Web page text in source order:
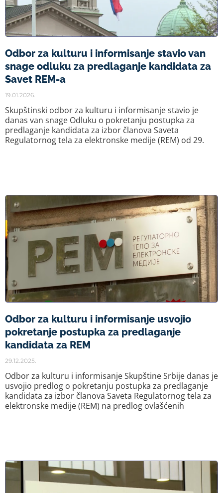
Odbor za kulturu i informisanje stavio van
snage odluku za predlaganje kandidata za
Savet REM-a
19.01.2026.
Skupštinski odbor za kulturu i informisanje stavio je
danas van snage Odluku o pokretanju postupka za
predlaganje kandidata za izbor članova Saveta
Regulatornog tela za elektronske medije (REM) od 29.
Odbor za kulturu i informisanje usvojio
pokretanje postupka za predlaganje
kandidata za REM
29.12.2025.
Odbor za kulturu i informisanje Skupštine Srbije danas je
usvojio predlog o pokretanju postupka za predlaganje
kandidata za izbor članova Saveta Regulatornog tela za
elektronske medije (REM) na predlog ovlašćenih